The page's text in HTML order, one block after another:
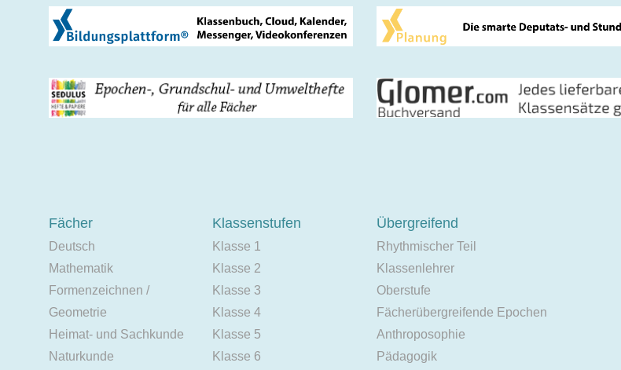
Fächer
Deutsch
Mathematik
Formenzeichnen /
Geometrie
Heimat- und Sachkunde
Naturkunde
Klassenstufen
Klasse 1
Klasse 2
Klasse 3
Klasse 4
Klasse 5
Klasse 6
Übergreifend
Rhythmischer Teil
Klassenlehrer
Oberstufe
Fächerübergreifende Epochen
Anthroposophie
Pädagogik